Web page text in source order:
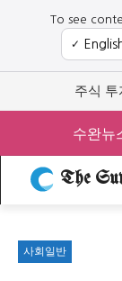
로그인하세
로그인하세
To see
✓
주식
수완뉴
The
사회일반